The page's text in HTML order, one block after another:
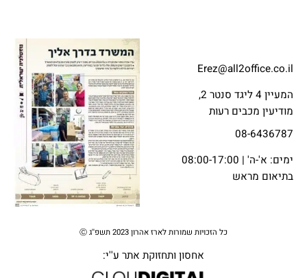
Erez@all2office.co.il
המעיין 4 ליגד סנטר 2,
מודיעין מכבים רעות
08-6436787
ימים: א'-ה' | 08:00-17:00
בתיאום מראש
כל הזכויות שמורות לארז אהרון 2023 תשפ''ג Ⓒ
אחסון ותחזוקת אתר ע''י: